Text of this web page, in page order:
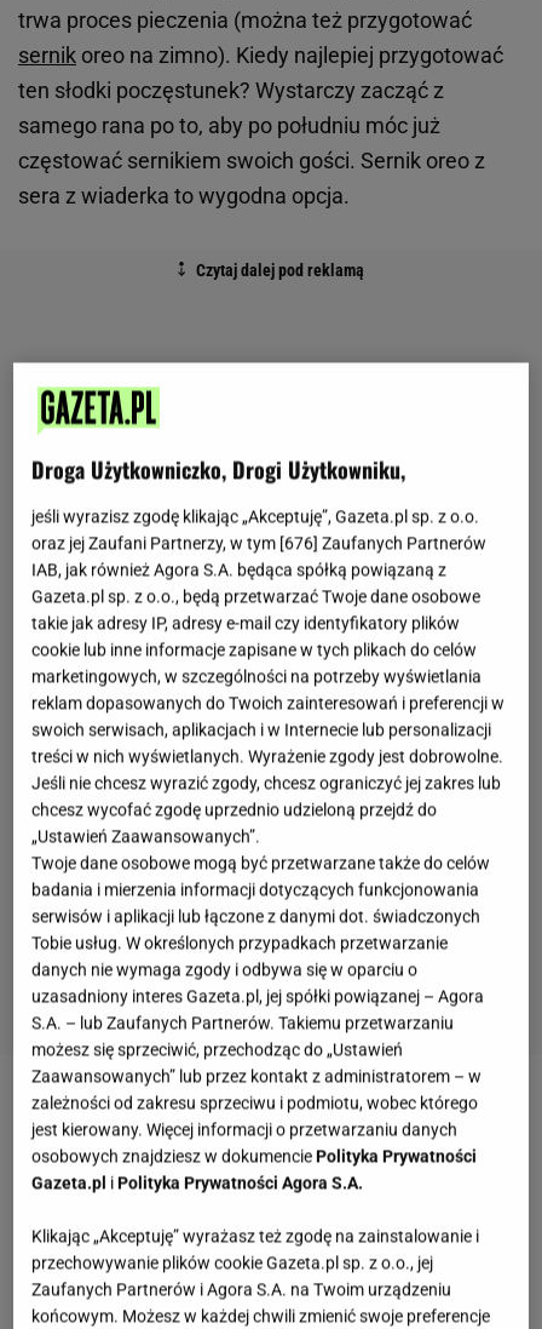
trwa proces pieczenia (można też przygotować
sernik oreo na zimno). Kiedy najlepiej przygotować
ten słodki poczęstunek? Wystarczy zacząć z
samego rana po to, aby po południu móc już
częstować sernikiem swoich gości. Sernik oreo z
sera z wiaderka to wygodna opcja.
Zobacz wideoPyszny sernik baskijski
Sernik oreo - co kupić?
Co kupić do sernika oreo z sera z wiaderka? Listę
potrzebnych produktów dzielimy na trzy kategorie:
składniki na spód, produkty na sernik oraz dekoracje,
Droga Użytkowniczko, Drogi Użytkowniku,
jeśli wyrazisz zgodę klikając „Akceptuję”, Gazeta.pl sp. z o.o.
oraz jej Zaufani Partnerzy, w tym [676] Zaufanych Partnerów
IAB, jak również Agora S.A. będąca spółką powiązaną z
Gazeta.pl sp. z o.o., będą przetwarzać Twoje dane osobowe
takie jak adresy IP, adresy e-mail czy identyfikatory plików
cookie lub inne informacje zapisane w tych plikach do celów
marketingowych, w szczególności na potrzeby wyświetlania
reklam dopasowanych do Twoich zainteresowań i preferencji w
swoich serwisach, aplikacjach i w Internecie lub personalizacji
treści w nich wyświetlanych. Wyrażenie zgody jest dobrowolne.
Jeśli nie chcesz wyrazić zgody, chcesz ograniczyć jej zakres lub
chcesz wycofać zgodę uprzednio udzieloną przejdź do
„Ustawień Zaawansowanych”.
Twoje dane osobowe mogą być przetwarzane także do celów
badania i mierzenia informacji dotyczących funkcjonowania
serwisów i aplikacji lub łączone z danymi dot. świadczonych
Tobie usług. W określonych przypadkach przetwarzanie
danych nie wymaga zgody i odbywa się w oparciu o
uzasadniony interes Gazeta.pl, jej spółki powiązanej – Agora
S.A. – lub Zaufanych Partnerów. Takiemu przetwarzaniu
możesz się sprzeciwić, przechodząc do „Ustawień
Zaawansowanych” lub przez kontakt z administratorem – w
zależności od zakresu sprzeciwu i podmiotu, wobec którego
jest kierowany. Więcej informacji o przetwarzaniu danych
osobowych znajdziesz w dokumencie Polityka Prywatności
Gazeta.pl i Polityka Prywatności Agora S.A.
Klikając „Akceptuję” wyrażasz też zgodę na zainstalowanie i
przechowywanie plików cookie Gazeta.pl sp. z o.o., jej
Zaufanych Partnerów i Agora S.A. na Twoim urządzeniu
końcowym. Możesz w każdej chwili zmienić swoje preferencje